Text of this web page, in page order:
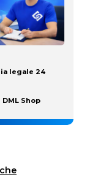
legale 24
Shop